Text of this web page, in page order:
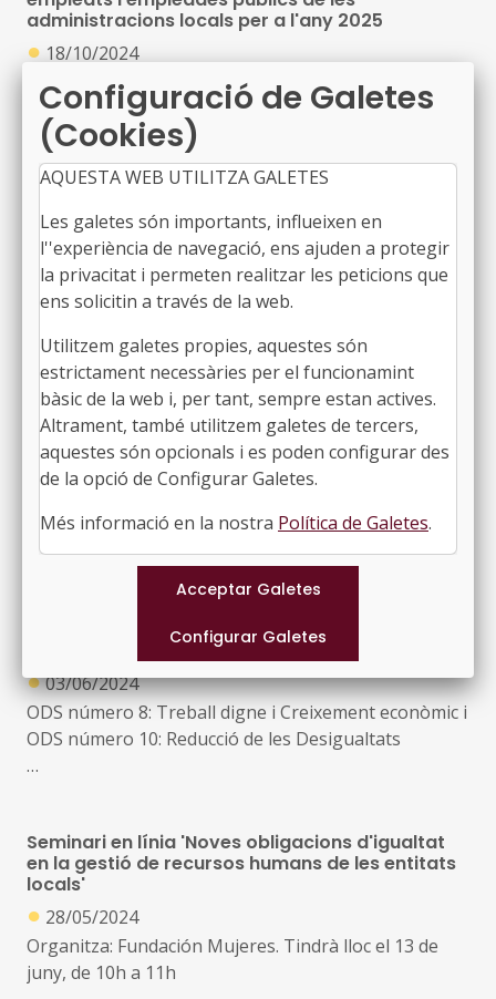
administracions locals per a l'any 2025
● 18/10/2024
Resolució PRE/3705/2024, de 18 de setembre, per la
qual s'obre la convocatòria anticipada AFEDAP 2025,
publicada al DOGC núm. 9271, de 18 d’octubre de
2024
Festes laborals per a l’any 2025
18/10/2024
Resolució de 15 d'octubre de 2024, de la Direcció
General de Treball, publicada al BOE núm. 252, de 18
Acord de condicions comú dels empleats
públics dels ens locals de Catalunya de menys
de 20.000 habitants: jornada anual per a 2024
●18/10/2024
al DOGC núm. 9270, de 17 d’octubre de 2024
Recomanacions per estendre la selecció de
personal basada en competències
●03/06/2024
ODS número 8: Treball digne i Creixement econòmic i
ODS número 10: Reducció de les Desigualtats
manca d'aspirants acreditats amb la titulació o
l'experiència exigides és paradoxal (a més d’injust i
ineficient) que hi hagi persones en atur que podrien
desenvolupar aquestes feines però que no hi poden
accedir per no disposar d'aquests requisits formals
Seminari en línia 'Noves obligacions d'igualtat
en la gestió de recursos humans de les entitats
locals'
● 28/05/2024
Organitza: Fundación Mujeres. Tindrà lloc el 13 de
juny, de 10h a 11h
Configuració de Galetes
(Cookies)
AQUESTA WEB UTILITZA GALETES
Les galetes són importants, influeixen en
l''experiència de navegació, ens ajuden a protegir
la privacitat i permeten realitzar les peticions que
ens solicitin a través de la web.
Utilitzem galetes propies, aquestes són
estrictament necessàries per el funcionamint
bàsic de la web i, per tant, sempre estan actives.
Altrament, també utilitzem galetes de tercers,
aquestes són opcionals i es poden configurar des
de la opció de Configurar Galetes.
Més informació en la nostra Política de Galetes.